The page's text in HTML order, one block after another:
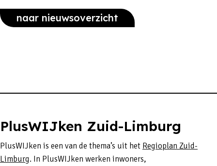
naar nieuwsoverzicht
PlusWIJken Zuid-Limburg
PlusWIJken is een van de thema’s uit het Regioplan Zuid-
Limburg. In PlusWIJken werken inwoners,